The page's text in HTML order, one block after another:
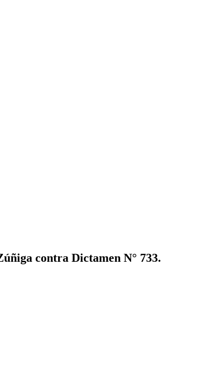
contra Dictamen N° 733.